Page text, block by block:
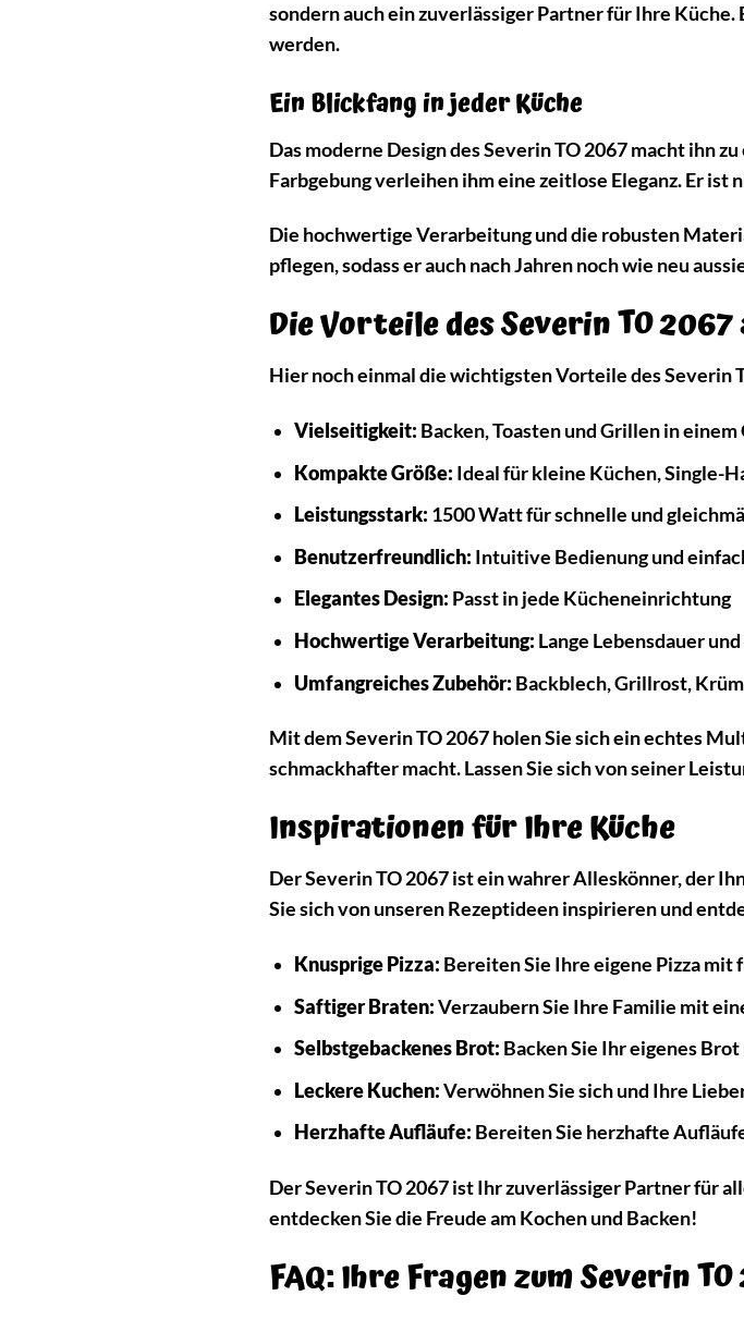
sondern auch ein zuverlässiger Partner für Ihre Küche.
werden.
Ein Blickfang in jeder Küche
Das moderne Design des Severin TO 2067 macht ihn
Farbgebung verleihen ihm eine zeitlose Eleganz. Er
Die hochwertige Verarbeitung und die robusten
pflegen, sodass er auch nach Jahren noch wie neu
Die Vorteile des Severin TO
Hier noch einmal die wichtigsten Vorteile des Severin
Vielseitigkeit: Backen, Toasten und Grillen in einem
Kompakte Größe: Ideal für kleine Küchen, Single-
Leistungsstark: 1500 Watt für schnelle und
Benutzerfreundlich: Intuitive Bedienung und
Elegantes Design: Passt in jede Kücheneinrichtung
Hochwertige Verarbeitung: Lange Lebensdauer
Umfangreiches Zubehör: Backblech, Grillrost,
Mit dem Severin TO 2067 holen Sie sich ein echtes
schmackhafter macht. Lassen Sie sich von seiner
Inspirationen für Ihre Küche
Der Severin TO 2067 ist ein wahrer Alleskönner, der
Sie sich von unseren Rezeptideen inspirieren und
Knusprige Pizza: Bereiten Sie Ihre eigene Pizza
Saftiger Braten:Verzaubern Sie Ihre Familie mit
Selbstgebackenes Brot: Backen Sie Ihr eigenes
Leckere Kuchen:Verwöhnen Sie sich und Ihre
Herzhafte Aufläufe: Bereiten Sie herzhafte
Der Severin TO 2067 ist Ihr zuverlässiger Partner für
entdecken Sie die Freude am Kochen und Backen!
FAQ: Ihre Fragen zum Severin